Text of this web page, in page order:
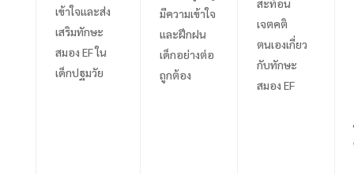
เข้าใจและส่ง
เสริมทักษะ
สมอง EFใน
เด็กปฐมวัย
มีความเข้าใจ
และฝึกฝน
เด็กอย่างต่อ
ถูกต้อง
เจตคติ
ตนเองเกี่ยว
กับทักษะ
สมอง EF